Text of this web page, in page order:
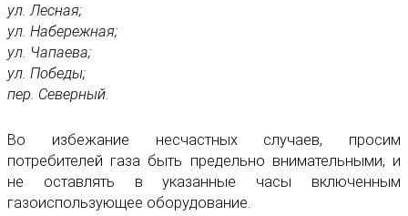
ул. Лесная;
ул. Набережная;
ул. Чапаева;
ул. Победы;
пер. Северный.
Во избежание несчастных случаев, просим
потребителей газа быть предельно внимательными, и
не оставлять в указанные часы включенным
газоиспользующее оборудование.